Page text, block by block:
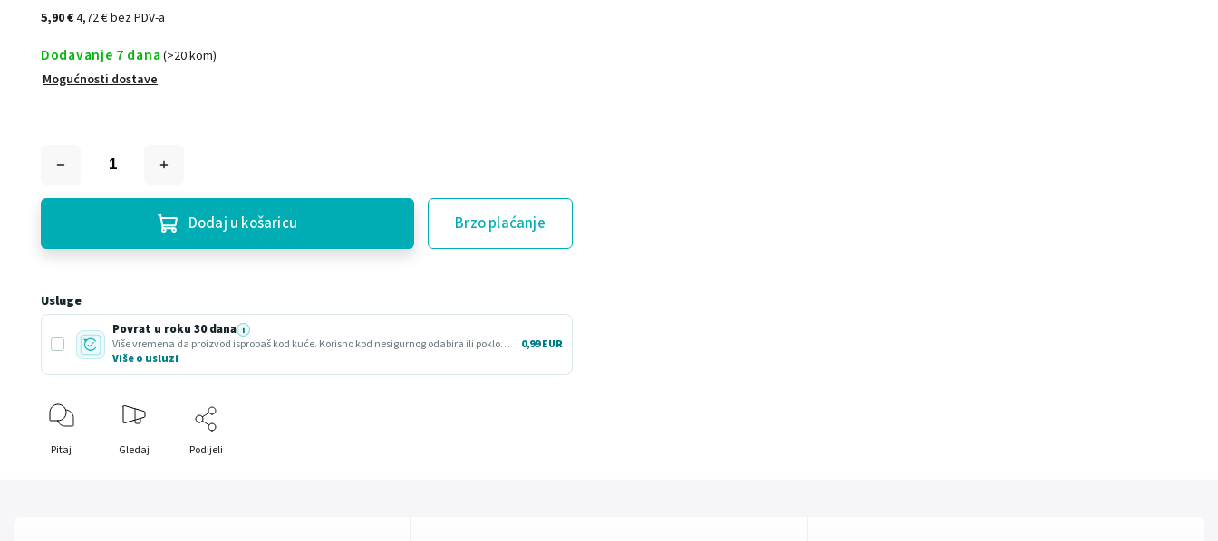
5,90 €4,72 € bez PDV-a
Dodavanje 7 dana (>20 kom)
Mogućnosti dostave
Dodaj u košaricu Brzo plaćanje
Usluge
Povrat u roku 30 dana i
Više vremena da proizvod isprobaš kod kuće. Korisno kod nesigurnog odabira ili poklona.
Više o usluzi
0,99 EUR
Pitaj Gledaj Podijeli